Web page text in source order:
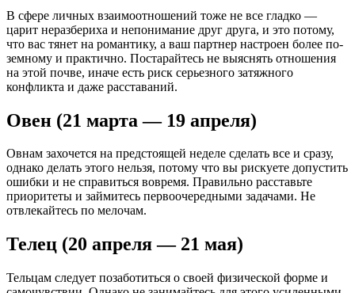
В сфере личных взаимоотношений тоже не все гладко —
царит неразбериха и непонимание друг друга, и это потому,
что вас тянет на романтику, а ваш партнер настроен более по-
земному и практично. Постарайтесь не выяснять отношения
на этой почве, иначе есть риск серьезного затяжного
конфликта и даже расставаний.
Овен (21 марта — 19 апреля)
Овнам захочется на предстоящей неделе сделать все и сразу,
однако делать этого нельзя, потому что вы рискуете допустить
ошибки и не справиться вовремя. Правильно расставьте
приоритеты и займитесь первоочередными задачами. Не
отвлекайтесь по мелочам.
Телец (20 апреля — 21 мая)
Тельцам следует позаботиться о своей физической форме и